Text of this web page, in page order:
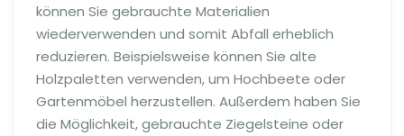
können Sie gebrauchte Materialien
wiederverwenden und somit Abfall erheblich
reduzieren. Beispielsweise können Sie alte
Holzpaletten verwenden, um Hochbeete oder
Gartenmöbel herzustellen. Außerdem haben Sie
die Möglichkeit, gebrauchte Ziegelsteine oder